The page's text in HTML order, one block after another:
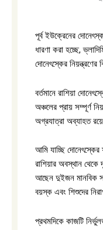
পূর্ব ইউক্রেনের
ধারণা করা হচ্ছে,
দোনেৎস্কের নিয়ন্ত্রণের
বর্তমানে রাশিয়া
অঞ্চলের প্রায় সম্পূর্ণ
অগ্রযাত্রা অব্যাহত
আমি যাচ্ছি দোনেৎস্কের
রাশিয়ার অবস্থান
আছেন দুইজন মানবিক
বয়স্ক এবং শিশুদের
প্রথমদিকে কাজটি